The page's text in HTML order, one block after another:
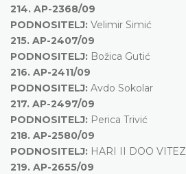
214. AP-2368/09
PODNOSITELJ: Velimir Simić
215. AP-2407/09
PODNOSITELJ: Božica Gutić
216. AP-2411/09
PODNOSITELJ: Avdo Sokolar
217. AP-2497/09
PODNOSITELJ: Perica Trivić
218. AP-2580/09
PODNOSITELJ: HARI II DOO VITEZ
219. AP-2655/09